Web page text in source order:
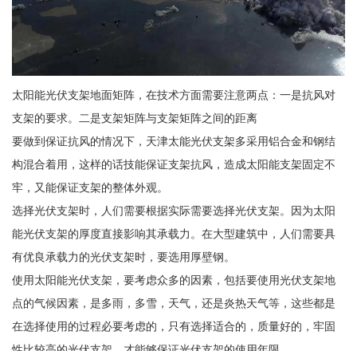
太阳能光伏支架地面矩阵，在技术方面需要注意两点：一是抗风对
支架的要求。二是支架矩阵与支架矩阵之间的距离
要做到保证抗风的情况下，天津太能光伏支架多采用铝合金和钢结
构混合着用，这样的话技能保证支架抗风，造成太阳能支架固定不
牢，又能保证支架的整体外观。
选择光伏支架时，人们需要根据实际需要选择光伏支架。因为太阳
能光伏支架的厚度直接影响其承载力。在大型建筑中，人们需要具
有优良承载力的光伏支架时，要选用厚壁钢。
使用太阳能光伏支架，要考虑众多的因素，包括要使用光伏支架地
点的气候因素，是多雨，多雪，天气，还是炎热天气等，这些都是
在选择使用的过程必要考虑的，只有选择适合的，质量好的，牢固